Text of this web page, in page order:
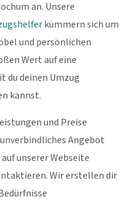
an. Unsere
kümmern sich um
und persönlichen
Wert auf eine
du deinen Umzug
kannst.
und Preise
Angebot
unserer Webseite
Wir erstellen dir